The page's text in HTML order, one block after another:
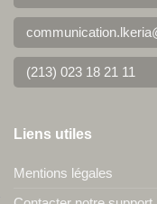
(213) 023 18 21 11
Liens utiles
Mentions légales